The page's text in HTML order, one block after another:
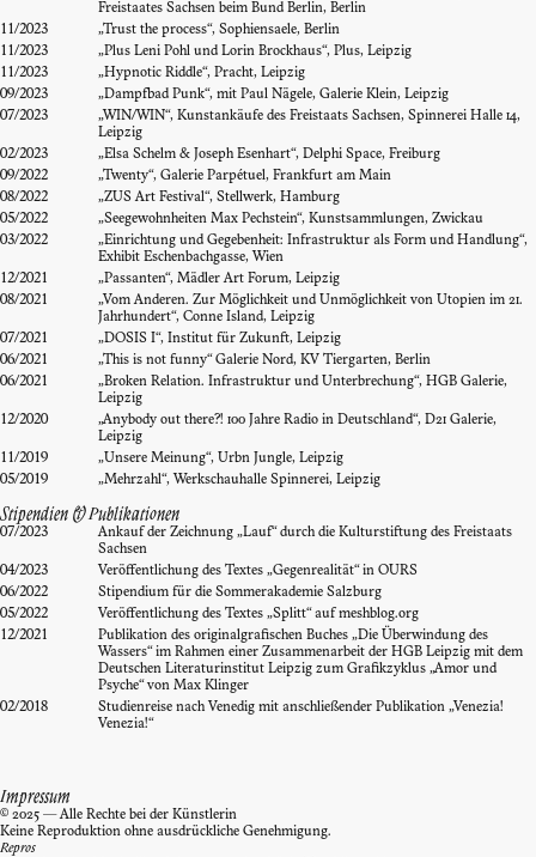
Freistaates Sachsen beim Bund Berlin, Berlin
11/2023
„Trust the process“, Sophiensaele, Berlin
11/2023
„Plus Leni Pohl und Lorin Brockhaus“, Plus, Leipzig
11/2023
„Hypnotic Riddle“, Pracht, Leipzig
09/2023
„Dampfbad Punk“, mit Paul Nägele, Galerie Klein, Leipzig
07/2023
„WIN/WIN“, Kunstankäufe des Freistaats Sachsen, Spinnerei Halle 14,
Leipzig
02/2023
„Elsa Schelm & Joseph Esenhart“, Delphi Space, Freiburg
09/2022
„Twenty“, Galerie Parpétuel, Frankfurt am Main
08/2022
„ZUS Art Festival“, Stellwerk, Hamburg
05/2022
„Seegewohnheiten Max Pechstein“, Kunstsammlungen, Zwickau
03/2022
„Einrichtung und Gegebenheit: Infrastruktur als Form und Handlung“,
Exhibit Eschenbachgasse, Wien
12/2021
„Passanten“, Mädler Art Forum, Leipzig
08/2021
„Vom Anderen. Zur Möglichkeit und Unmöglichkeit von Utopien im 21.
Jahrhundert“, Conne Island, Leipzig
07/2021
„DOSIS I“, Institut für Zukunft, Leipzig
06/2021
„This is not funny“ Galerie Nord, KV Tiergarten, Berlin
06/2021
„Broken Relation. Infrastruktur und Unterbrechung“, HGB Galerie,
Leipzig
12/2020
„Anybody out there?! 100 Jahre Radio in Deutschland“, D21 Galerie,
Leipzig
11/2019
„Unsere Meinung“, Urbn Jungle, Leipzig
05/2019
„Mehrzahl“, Werkschauhalle Spinnerei, Leipzig
Stipendien & Publikationen
07/2023
Ankauf der Zeichnung „Lauf“ durch die Kulturstiftung des Freistaats
Sachsen
04/2023
Veröffentlichung des Textes „Gegenrealität“ in OURS
06/2022
Stipendium für die Sommerakademie Salzburg
05/2022
Veröffentlichung des Textes „Splitt“ auf meshblog.org
12/2021
Publikation des originalgrafischen Buches „Die Überwindung des
Wassers“ im Rahmen einer Zusammenarbeit der HGB Leipzig mit dem
Deutschen Literaturinstitut Leipzig zum Grafikzyklus „Amor und
Psyche“ von Max Klinger
02/2018
Studienreise nach Venedig mit anschließender Publikation „Venezia!
Venezia!“
Impressum
© 2025 — Alle Rechte bei der Künstlerin
Keine Reproduktion ohne ausdrückliche Genehmigung.
Repros